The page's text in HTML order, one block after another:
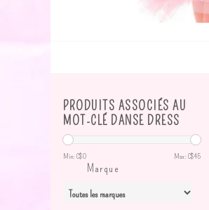
PRODUITS ASSOCIÉS AU
MOT-CLÉ DANSE DRESS
Min: C$0 Max: C$45
Marque